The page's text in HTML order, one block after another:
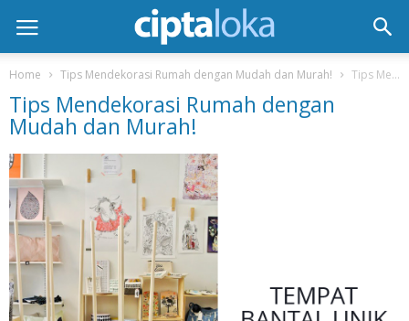
Home Tips Mendekorasi Rumah dengan Mudah dan Murah! Tips Mendekorasi Rumah dengan Mudah dan Murah!
Tips Mendekorasi Rumah dengan
Mudah dan Murah!